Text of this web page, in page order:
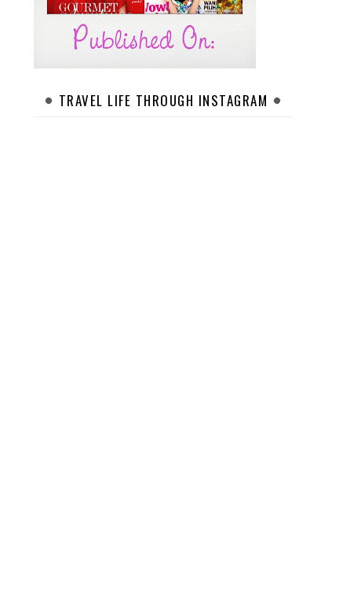
TRAVEL LIFE THROUGH INSTAGRAM